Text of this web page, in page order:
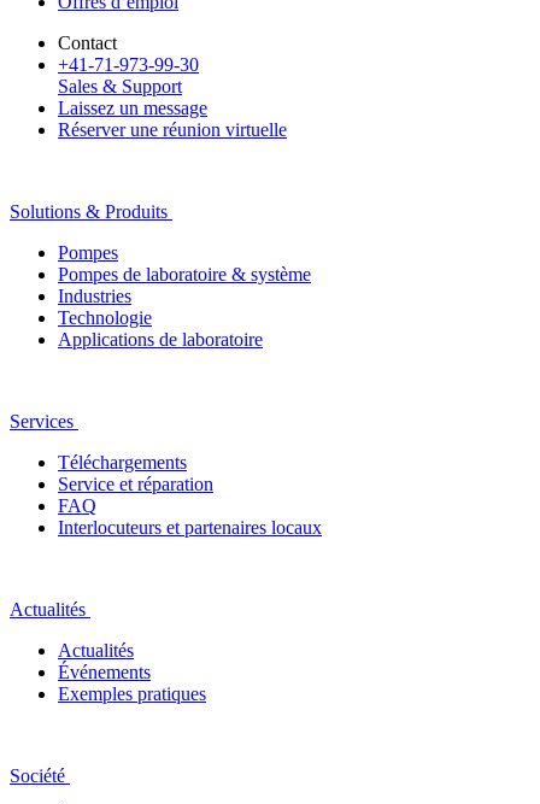
Contact
+41-71-973-99-30
Sales & Support
Laissez un message
Réserver une réunion virtuelle
Solutions & Produits
Pompes
Pompes de laboratoire & système
Industries
Technologie
Applications de laboratoire
Services
Téléchargements
Service et réparation
FAQ
Interlocuteurs et partenaires locaux
Actualités
Actualités
Événements
Exemples pratiques
Société